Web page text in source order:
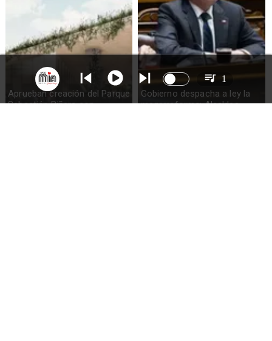
Aprueban creación del Parque
Sebastián Piñera con
Gobierno despacha a ley la
megarreforma: Alcaldes
1